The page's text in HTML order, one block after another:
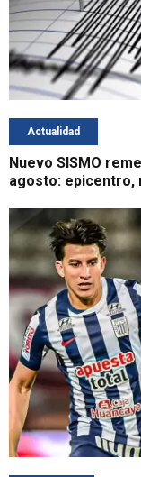
Actualidad
Nuevo SISMO
agosto: epicentro,